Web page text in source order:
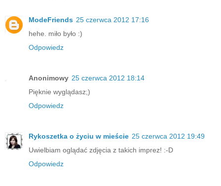
ModeFriends 25 czerwca 2012 17:16
hehe. miło było :)
Odpowiedz
Anonimowy 25 czerwca 2012 18:14
Pięknie wyglądasz;)
Odpowiedz
Rykoszetka o życiu w mieście 25 czerwca 2012 19:49
Uwielbiam oglądać zdjęcia z takich imprez! :-D
Odpowiedz